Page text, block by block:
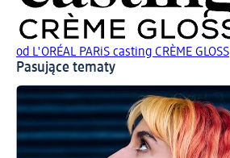
od L'ORÉAL PARiS casting CRÈME GLOSS
Pasujące tematy